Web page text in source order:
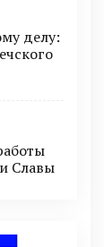
делу:
Славы